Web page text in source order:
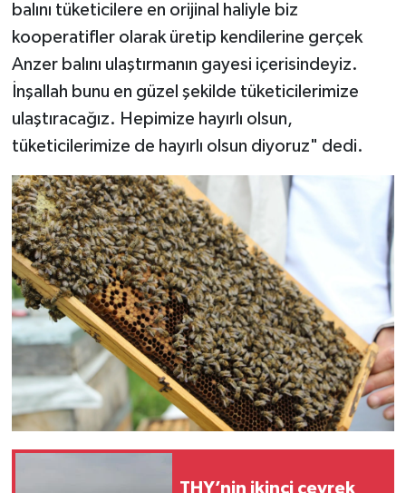
balını tüketicilere en orijinal haliyle biz
kooperatifler olarak üretip kendilerine gerçek
Anzer balını ulaştırmanın gayesi içerisindeyiz.
İnşallah bunu en güzel şekilde tüketicilerimize
ulaştıracağız. Hepimize hayırlı olsun,
tüketicilerimize de hayırlı olsun diyoruz" dedi.
THY’nin ikinci çeyrek